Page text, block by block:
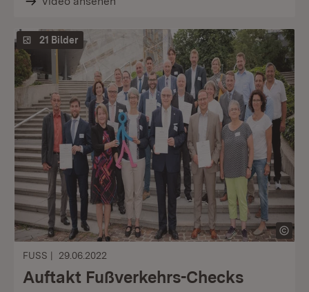
21 Bilder
FUSS 29.06.2022
Auftakt Fußverkehrs-Checks